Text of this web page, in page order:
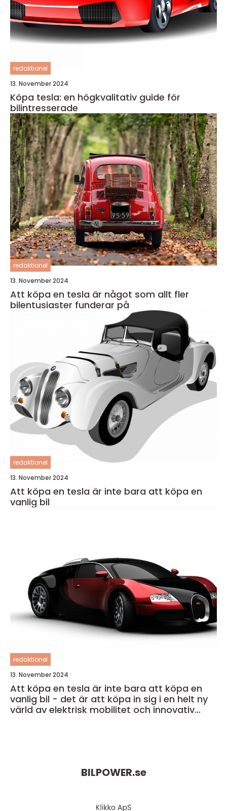
redaktionel
13. November 2024
Köpa tesla: en högkvalitativ guide för
bilintresserade
redaktionel
13. November 2024
Att köpa en tesla är något som allt fler
bilentusiaster funderar på
redaktionel
13. November 2024
Att köpa en tesla är inte bara att köpa en
vanlig bil
redaktionel
13. November 2024
Att köpa en tesla är inte bara att köpa en
vanlig bil - det är att köpa in sig i en helt ny
värld av elektrisk mobilitet och innovativ
BILPOWER.se